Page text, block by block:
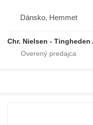
Dánsko, Hemmet
Chr. Nielsen - Tingheden